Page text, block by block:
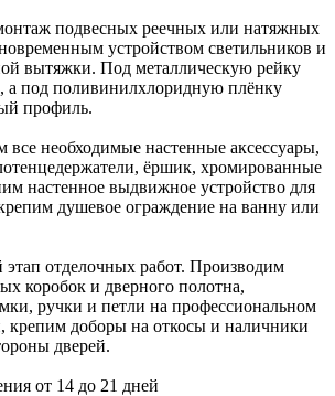
подвесных реечных или натяжных
устройством светильников и
вытяжки. Под металлическую рейку
а под поливинилхлоридную плёнку
профиль.
все необходимые настенные аксессуары,
ёршик, хромированные
настенное выдвижное устройство для
душевое ограждение на ванну или
отделочных работ. Производим
коробок и дверного полотна,
ручки и петли на профессиональном
крепим доборы на откосы и наличники
дверей.
от 14 до 21 дней